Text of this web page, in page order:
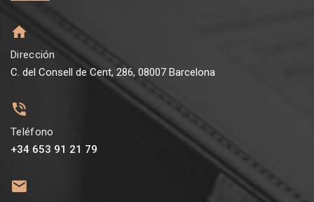
Dirección
C. del Consell de Cent, 286, 08007 Barcelona
Teléfono
+34 653 91 21 79